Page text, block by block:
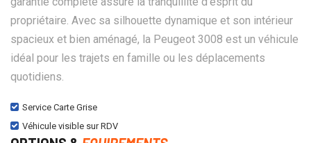
propriétaire. Avec sa silhouette dynamique et son intérieur
spacieux et bien aménagé, la Peugeot 3008 est un véhicule
idéal pour les trajets en famille ou les déplacements
quotidiens.
Service Carte Grise
Véhicule visible sur RDV